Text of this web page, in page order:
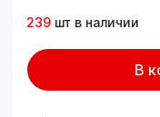
239 шт в наличии
В